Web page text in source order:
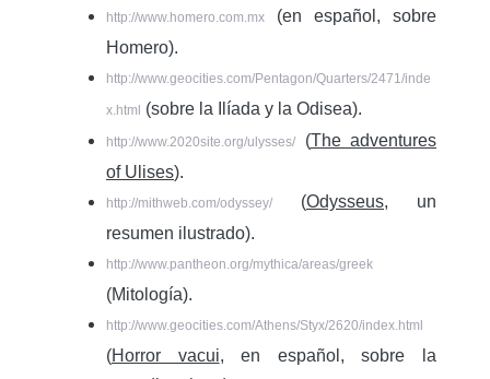
http://www.homero.com.mx
(en español, sobre
Homero).
http://www.geocities.com/Pentagon/Quarters/2471/inde
x.html (sobre la Ilíada y la Odisea).
http://www.2020site.org/ulysses/ (The adventures
of Ulises).
http://mithweb.com/odyssey/ (Odysseus, un
resumen ilustrado).
http://www.pantheon.org/mythica/areas/greek
(Mitología).
http://www.geocities.com/Athens/Styx/2620/index.html
(Horror vacui, en español, sobre la